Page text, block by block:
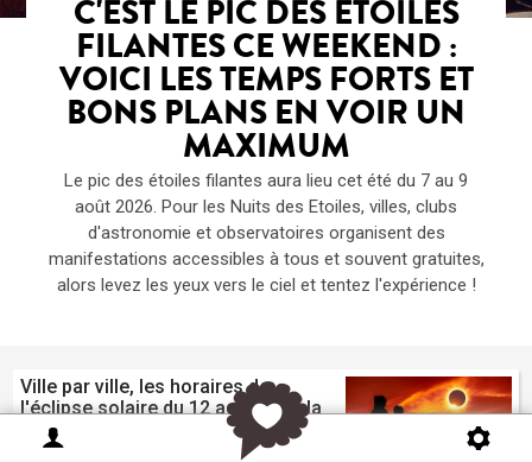
C'EST LE PIC DES ÉTOILES
FILANTES CE WEEKEND :
VOICI LES TEMPS FORTS ET
BONS PLANS EN VOIR UN
MAXIMUM
Le pic des étoiles filantes aura lieu cet été du 7 au 9
août 2026. Pour les Nuits des Etoiles, villes, clubs
d'astronomie et observatoires organisent des
manifestations accessibles à tous et souvent gratuites,
alors levez les yeux vers le ciel et tentez l'expérience !
Ville par ville, les horaires de
l'éclipse solaire du 12 août dans la
région PACA